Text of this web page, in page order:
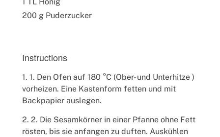
200 g Puderzucker
Instructions
1. Den Ofen auf 180 °C (Ober- und Unterhitze )
vorheizen. Eine Kastenform fetten und mit
Backpapier auslegen.
2. Die Sesamkörner in einer Pfanne ohne Fett
rösten, bis sie anfangen zu duften. Auskühlen